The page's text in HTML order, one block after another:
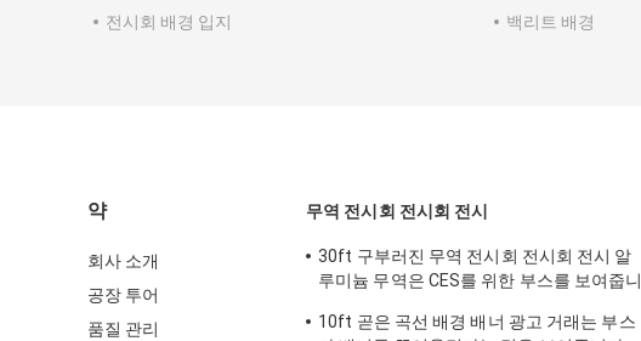
전시회 배경 입지 백리트 배경
약
회사 소개
공장 투어
품질 관리
무역 전시회 전시회 전시
30ft 구부러진 무역 전시회 전시회 전시 알
루미늄 무역은 CES를 위한 부스를 보여줍니
10ft 곧은 곡선 배경 배너 광고 거래는 부스